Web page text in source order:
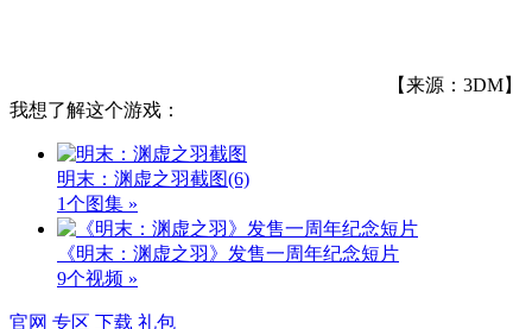
【来源：3DM】
我想了解这个游戏：
明末：渊虚之羽截图(6)
1个图集 »
《明末：渊虚之羽》发售一周年纪念短片
9个视频 »
官网 专区 下载 礼包